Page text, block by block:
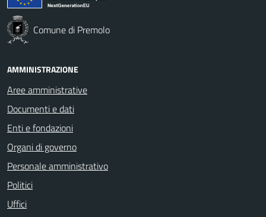
Comune di Premolo
AMMINISTRAZIONE
Aree amministrative
Documenti e dati
Enti e fondazioni
Organi di governo
Personale amministrativo
Politici
Uffici